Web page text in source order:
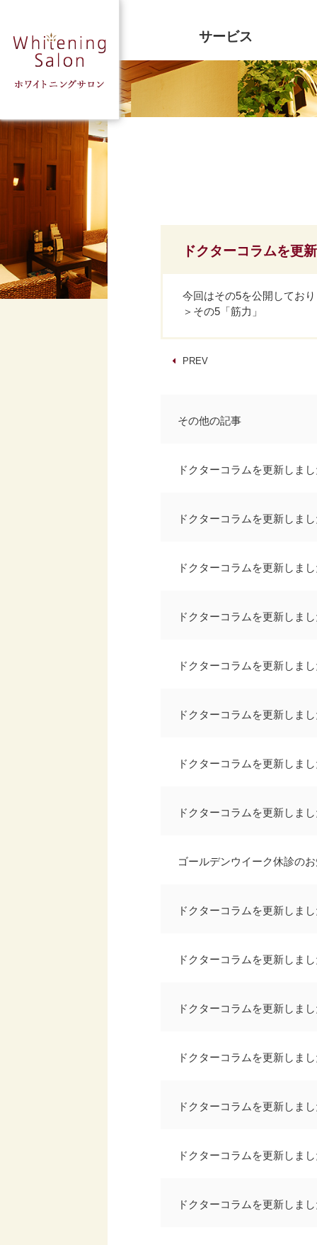
サービス
ドクターコラムを更
今回はその5を公開してお
＞その5「筋力」
PREV
その他の記事
ドクターコラムを更新しまし
ドクターコラムを更新しまし
ドクターコラムを更新しまし
ドクターコラムを更新しまし
ドクターコラムを更新しまし
ドクターコラムを更新しまし
ドクターコラムを更新しまし
ドクターコラムを更新しまし
ゴールデンウイーク休診の
ドクターコラムを更新しまし
ドクターコラムを更新しまし
ドクターコラムを更新しまし
ドクターコラムを更新しまし
ドクターコラムを更新しまし
ドクターコラムを更新しまし
ドクターコラムを更新しまし